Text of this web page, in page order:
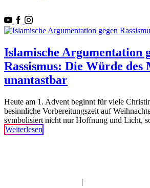
Islamische Argumentation
Rassismus: Die Würde des
unantastbar
Heute am 1. Advent beginnt für viele
besinnliche Vorbereitungszeit auf
symbolisiert nicht nur Hoffnung und Licht,
Weiterlesen
|